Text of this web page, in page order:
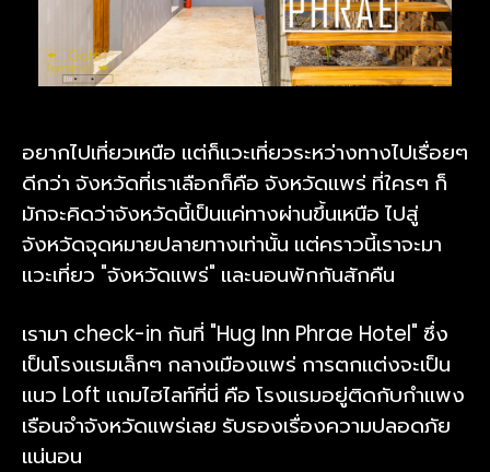
อยากไปเที่ยวเหนือ แต่ก็แวะเที่ยวระหว่างทางไปเรื่อยๆ
ดีกว่า จังหวัดที่เราเลือกก็คือ จังหวัดแพร่ ที่ใครๆ ก็
มักจะคิดว่าจังหวัดนี้เป็นแค่ทางผ่านขึ้นเหนือ ไปสู่
จังหวัดจุดหมายปลายทางเท่านั้น แต่คราวนี้เราจะมา
แวะเที่ยว "จังหวัดแพร่" และนอนพักกันสักคืน
เรามา check-in กันที่ "Hug Inn Phrae Hotel" ซึ่ง
เป็นโรงแรมเล็กๆ กลางเมืองแพร่ การตกแต่งจะเป็น
แนว Loft แถมไฮไลท์ที่นี่ คือ โรงแรมอยู่ติดกับกำแพง
เรือนจำจังหวัดแพร่เลย รับรองเรื่องความปลอดภัย
แน่นอน